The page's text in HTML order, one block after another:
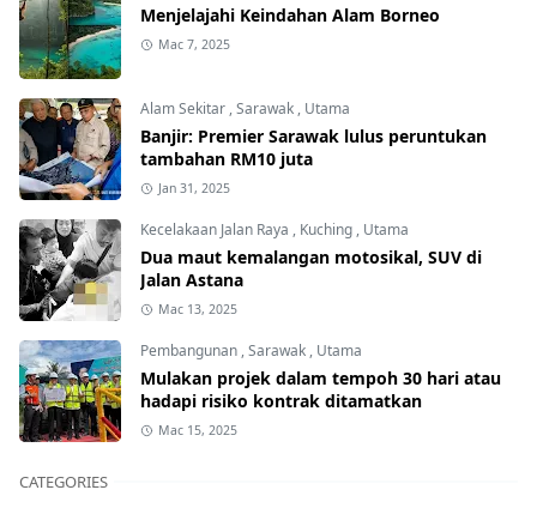
Menjelajahi Keindahan Alam Borneo
Mac 7, 2025
Alam Sekitar ,Sarawak , Utama
Banjir: Premier Sarawak lulus peruntukan
tambahan RM10 juta
Jan 31, 2025
Kecelakaan Jalan Raya , Kuching , Utama
Dua maut kemalangan motosikal, SUV di
Jalan Astana
Mac 13, 2025
Pembangunan ,Sarawak , Utama
Mulakan projek dalam tempoh 30 hari atau
hadapi risiko kontrak ditamatkan
Mac 15, 2025
CATEGORIES